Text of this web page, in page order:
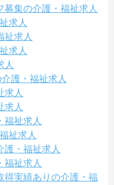
集の介護・福祉求人
求人
祉求人
求人
人
護・福祉求人
求人
求人
福祉求人
祉求人
護・福祉求人
福祉求人
得実績ありの介護・福